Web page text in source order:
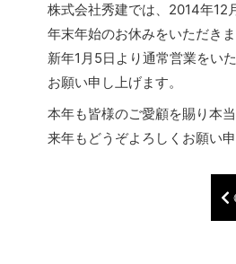
株式会社秀建では、2014年12
年末年始のお休みをいただきま
新年1月5日より通常営業をい
お願い申し上げます。
本年も皆様のご愛顧を賜り本
来年もどうぞよろしくお願い申